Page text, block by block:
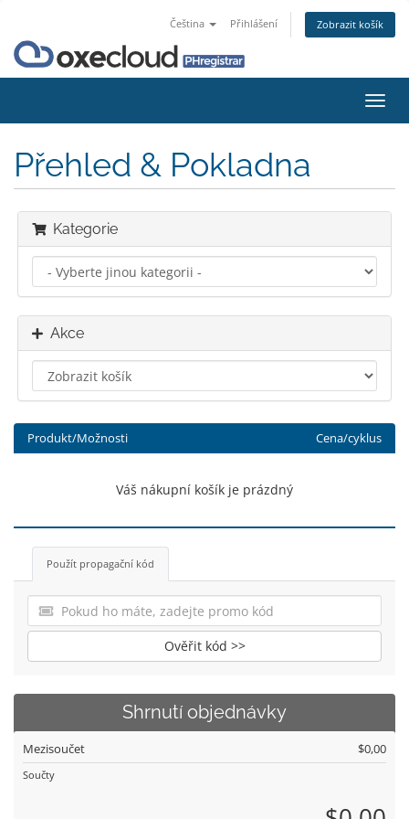
Čeština Přihlášení Zobrazit košík
Přehled & Pokladna
Kategorie
Akce
Produkt/Možnosti Cena/cyklus
Váš nákupní košík je prázdný
Použít propagační kód
Ověřit kód >>
Shrnutí objednávky
Mezisoučet $0,00
Součty